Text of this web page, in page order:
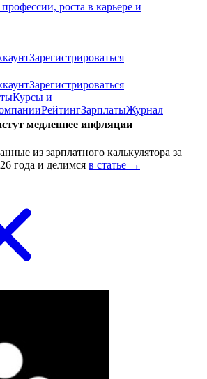
роста в карьере и
Зарегистрироваться
Зарегистрироваться
Курсы и
РейтингЗарплатыЖурнал
медленнее инфляции
из зарплатного калькулятора за
года и делимся в статье →